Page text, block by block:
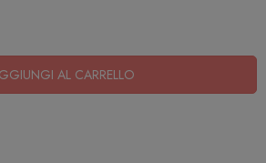
AL CARRELLO